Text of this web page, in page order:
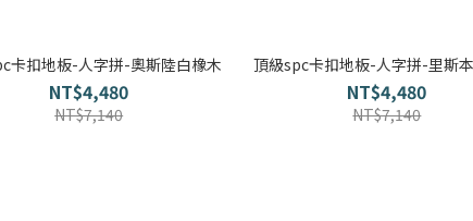
卡扣地板-人字拼-奧斯陸白橡木
NT$4,480
NT$7,140
頂級spc卡扣地板-人字拼-里斯
NT$4,480
NT$7,140